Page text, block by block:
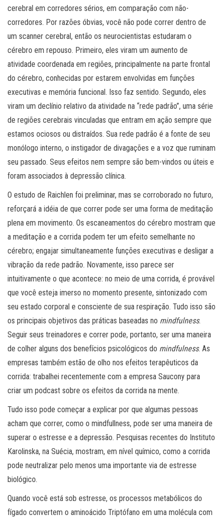
cerebral em corredores sérios, em comparação com não-
corredores. Por razões óbvias, você não pode correr dentro de
um scanner cerebral, então os neurocientistas estudaram o
cérebro em repouso. Primeiro, eles viram um aumento de
atividade coordenada em regiões, principalmente na parte frontal
do cérebro, conhecidas por estarem envolvidas em funções
executivas e memória funcional. Isso faz sentido. Segundo, eles
viram um declínio relativo da atividade na “rede padrão”, uma série
de regiões cerebrais vinculadas que entram em ação sempre que
estamos ociosos ou distraídos. Sua rede padrão é a fonte de seu
monólogo interno, o instigador de divagações e a voz que ruminam
seu passado. Seus efeitos nem sempre são bem-vindos ou úteis e
foram associados à depressão clínica.
O estudo de Raichlen foi preliminar, mas se corroborado no futuro,
reforçará a idéia de que correr pode ser uma forma de meditação
plena em movimento. Os escaneamentos do cérebro mostram que
a meditação e a corrida podem ter um efeito semelhante no
cérebro; engajar simultaneamente funções executivas e desligar a
vibração da rede padrão. Novamente, isso parece ser
intuitivamente o que acontece: no meio de uma corrida, é provável
que você esteja imerso no momento presente, sintonizado com
seu estado corporal e consciente de sua respiração. Tudo isso são
os principais objetivos das práticas baseadas no mindfulness.
Seguir seus treinadores e correr pode, portanto, ser uma maneira
de colher alguns dos benefícios psicológicos do mindfulness. As
empresas também estão de olho nos efeitos terapêuticos da
corrida: trabalhei recentemente com a empresa Saucony para
criar um podcast sobre os efeitos da corrida na mente.
Tudo isso pode começar a explicar por que algumas pessoas
acham que correr, como o mindfullness, pode ser uma maneira de
superar o estresse e a depressão. Pesquisas recentes do Instituto
Karolinska, na Suécia, mostram, em nível químico, como a corrida
pode neutralizar pelo menos uma importante via de estresse
biológico.
Quando você está sob estresse, os processos metabólicos do
fígado convertem o aminoácido Triptófano em uma molécula com